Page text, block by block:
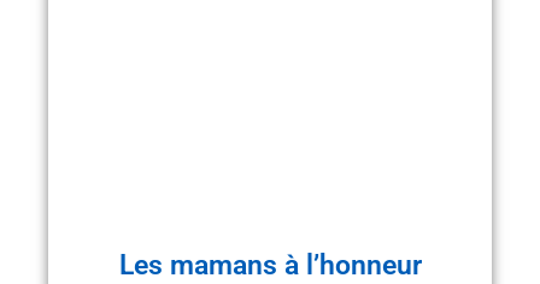
Les mamans à l’honneur